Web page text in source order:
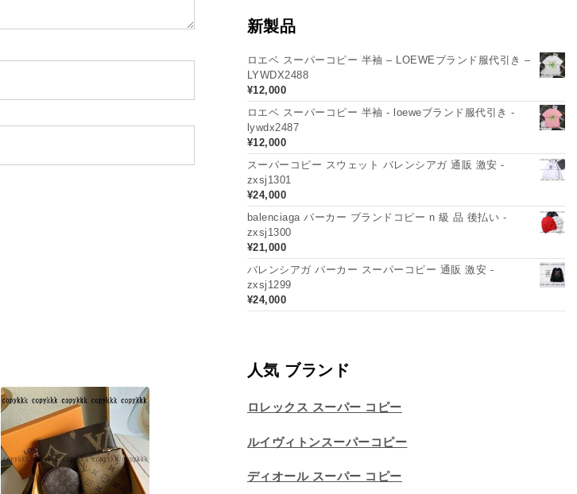
新製品
ロエベ スーパーコピー 半袖 – LOEWEブランド服代引き –
LYWDX2488
¥12,000
ロエベ スーパーコピー 半袖 - loeweブランド服代引き -
lywdx2487
¥12,000
スーパーコピー スウェット バレンシアガ 通販 激安 -
zxsj1301
¥24,000
balenciaga パーカー ブランドコピー n 級 品 後払い -
zxsj1300
¥21,000
バレンシアガ パーカー スーパーコピー 通販 激安 -
zxsj1299
¥24,000
人気 ブランド
ロレックス スーパー コピー
ルイヴィトンスーパーコピー
ディオール スーパー コピー